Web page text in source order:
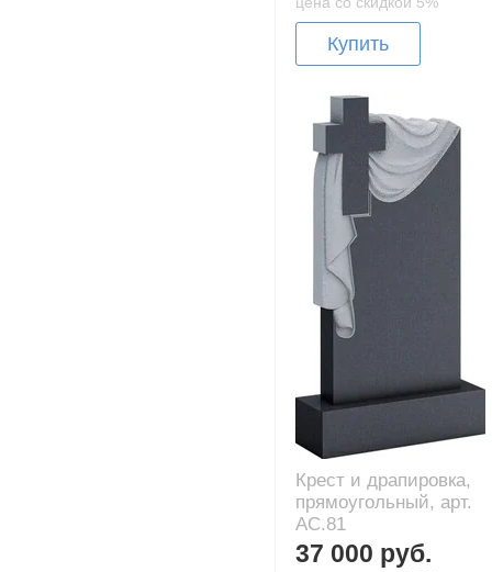
Купить
Крест и драпировка,
прямоугольный, арт.
AC.81
37 000 руб.